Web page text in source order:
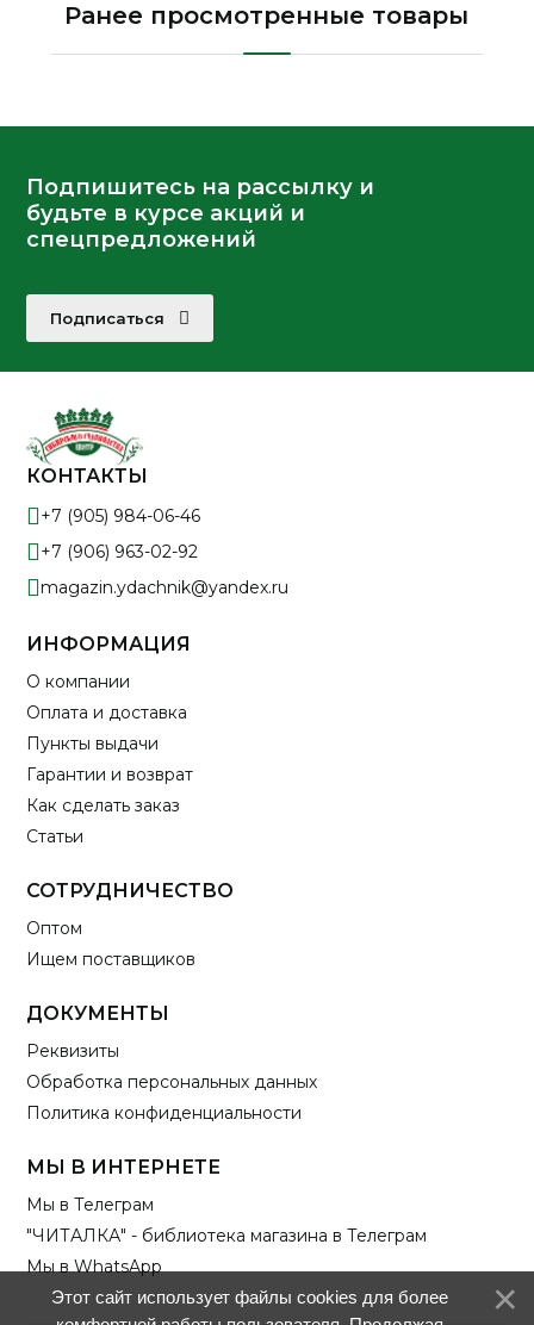
Ранее просмотренные товары
Подпишитесь на рассылку и
будьте в курсе акций и
спецпредложений
Подписаться
КОНТАКТЫ
+7 (905) 984-06-46
+7 (906) 963-02-92
magazin.ydachnik@yandex.ru
ИНФОРМАЦИЯ
О компании
Оплата и доставка
Пункты выдачи
Гарантии и возврат
Как сделать заказ
Статьи
СОТРУДНИЧЕСТВО
Оптом
Ищем поставщиков
ДОКУМЕНТЫ
Реквизиты
Обработка персональных данных
Политика конфиденциальности
МЫ В ИНТЕРНЕТЕ
Мы в Телеграм
"ЧИТАЛКА" - библиотека магазина в Телеграм
Мы в WhatsApp
Этот сайт использует файлы cookies для более